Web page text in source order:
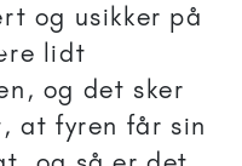
og usikker på
lidt
og det sker
at fyren får sin